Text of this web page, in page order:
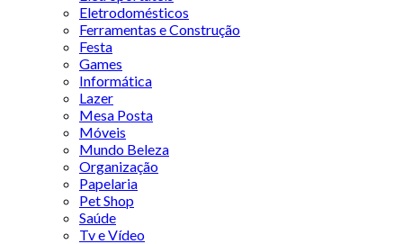
Eletrodomésticos
Ferramentas e Construção
Festa
Games
Informática
Lazer
Mesa Posta
Móveis
Mundo Beleza
Organização
Papelaria
Pet Shop
Saúde
Tv e Vídeo